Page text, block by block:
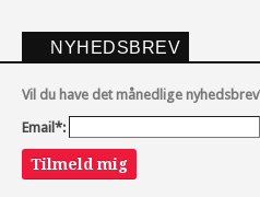
NYHEDSBREV
Vil du have det månedlige
Email*:
Tilmeld mig